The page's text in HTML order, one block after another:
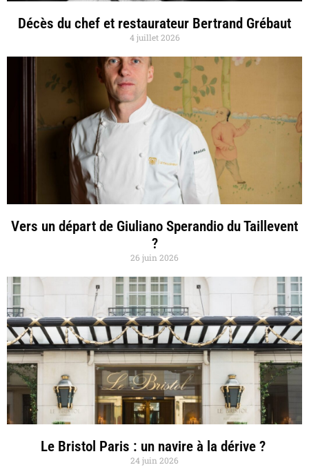
Décès du chef et restaurateur Bertrand Grébaut
4 juillet 2026
Vers un départ de Giuliano Sperandio du Taillevent
?
26 juin 2026
Le Bristol Paris : un navire à la dérive ?
24 juin 2026